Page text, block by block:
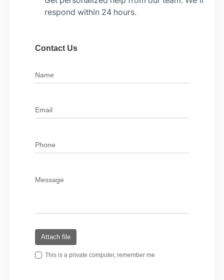
respond within 24 hours.